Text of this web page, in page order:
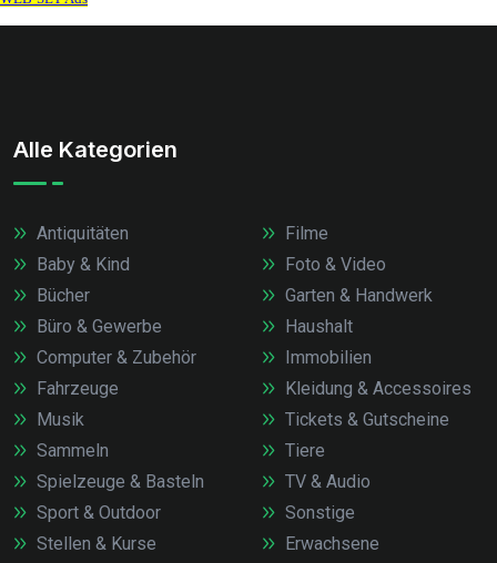
Alle Kategorien
Antiquitäten
Baby & Kind
Bücher
Büro & Gewerbe
Computer & Zubehör
Fahrzeuge
Filme
Foto & Video
Garten & Handwerk
Haushalt
Immobilien
Kleidung & Accessoires
Musik
Sammeln
Spielzeuge & Basteln
Sport & Outdoor
Stellen & Kurse
Tickets & Gutscheine
Tiere
TV & Audio
Sonstige
Erwachsene